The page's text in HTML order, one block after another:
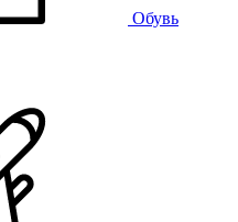
Обувь